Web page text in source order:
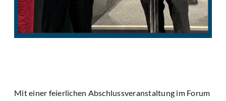
Mit einer feierlichen Abschlussveranstaltung im Forum